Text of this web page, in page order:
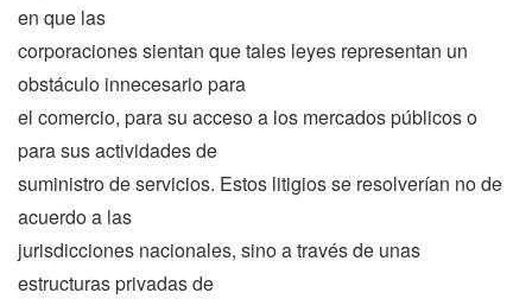
en que las
corporaciones sientan que tales leyes representan un
obstáculo innecesario para
el comercio, para su acceso a los mercados públicos o
para sus actividades de
suministro de servicios. Estos litigios se resolverían no de
acuerdo a las
jurisdicciones nacionales, sino a través de unas
estructuras privadas de